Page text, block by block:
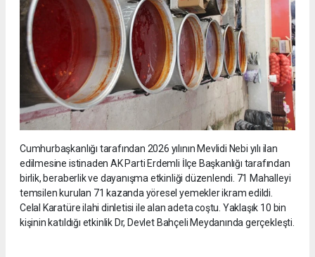
Cumhurbaşkanlığı tarafından 2026 yılının Mevlidi Nebi yılı ilan
edilmesine istinaden AK Parti Erdemli İlçe Başkanlığı tarafından
birlik, beraberlik ve dayanışma etkinliği düzenlendi. 71 Mahalleyi
temsilen kurulan 71 kazanda yöresel yemekler ikram edildi.
Celal Karatüre ilahi dinletisi ile alan adeta coştu. Yaklaşık 10 bin
kişinin katıldığı etkinlik Dr, Devlet Bahçeli Meydanında gerçekleşti.